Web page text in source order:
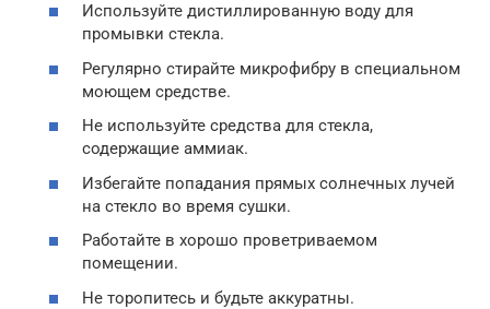
Используйте дистиллированную воду для
промывки стекла.
Регулярно стирайте микрофибру в специальном
моющем средстве.
Не используйте средства для стекла,
содержащие аммиак.
Избегайте попадания прямых солнечных лучей
на стекло во время сушки.
Работайте в хорошо проветриваемом
помещении.
Не торопитесь и будьте аккуратны.